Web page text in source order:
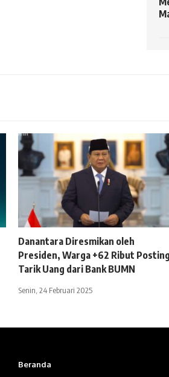
Danantara Diresmikan oleh
Presiden, Warga +62 Ribut Posting
Tarik Uang dari Bank BUMN
Senin, 24 Februari 2025
Beranda